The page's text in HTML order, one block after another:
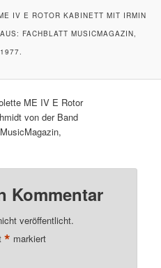
IV E ROTOR KABINETT MIT IRMIN
FACHBLATT MUSICMAGAZIN,
ME IV E Rotor
von der Band
Kommentar
veröffentlicht.
* markiert